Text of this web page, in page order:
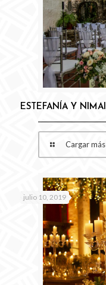
ESTEFANÍA Y NIMAI
Cargar más
julio 10, 2019